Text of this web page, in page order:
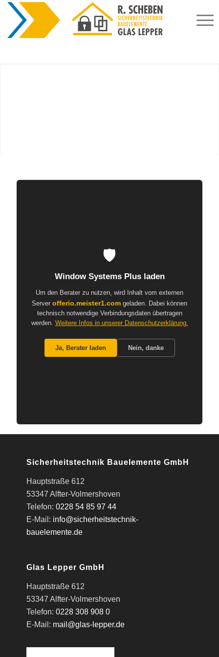
Energieeffizienz und Design, um Ihnen die
optimale Fenster- und Türlösung für Ihr
Zuhause zu konfigurieren.
🛡️
Window Systems Plus laden
Um den Berater zu nutzen, wird Inhalt vom externen
Server offerio.meister1.com geladen. Dabei können
technisch notwendige Verbindungsdaten übertragen
werden. Weitere Infos in unserer Datenschutzerklärung.
Ja, Berater laden Nein, danke
Sicherheitstechnik Bauelemente GmbH
Hauptstraße 612
53347 Alfter-Volmershoven
Telefon: 0228 54 85 97 44
E-Mail: info@sicherheitstechnik-
bauelemente.de
Glas Lepper GmbH
Hauptstraße 612
53347 Alfter-Volmershoven
Telefon: 0228 308 908 0
E-Mail: mail@glas-lepper.de